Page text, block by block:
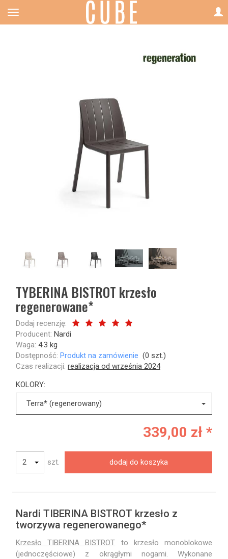
TYBERINA BISTROT krzesło
regenerowane*
Dodaj recenzję:
Producent: Nardi
Waga: 4.3 kg
Dostępność: Produkt na zamówienie (0 szt.)
Czas realizacji: realizacja od września 2024
KOLORY:
Terra* (regenerowany)
339,00 zł *
szt. dodaj do koszyka
Nardi TIBERINA BISTROT krzesło z
tworzywa regenerowanego*
Krzesło TIBERINA BISTROT to krzesło monoblokowe
(jednoczęściowe) z okrągłymi nogami. Wykonane